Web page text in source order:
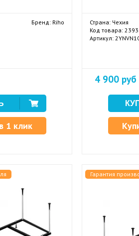
Бренд: Riho
1 клик
Страна: Чехия
Код товара:
Артикул:
4 900 руб
Гарантия